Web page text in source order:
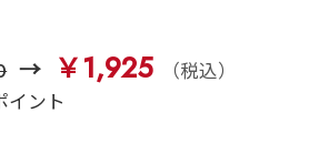
￥1,925
（税込）
イント